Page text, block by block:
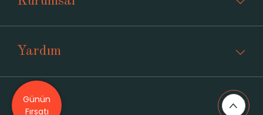
Yardım
Üyelik
Günün
Fırsatı